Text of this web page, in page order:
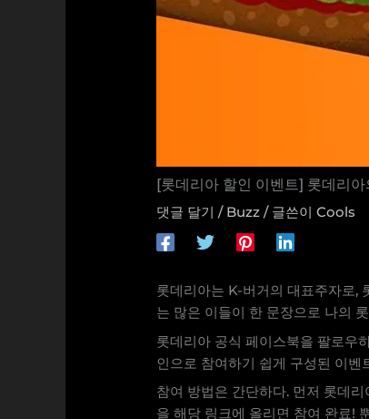
[롯데리아 할인 이벤트] 롯데리
댓글 달기 / Buzz / 글쓴이Cools
롯데리아는 K-버거의 대표주자로,
는 많은 이들이 한 문장으로 나의
롯데리아 공식 페이스북을 팔로우
인으로 참여하기 쉽게 구성된 이
참여 방법은 간단하다. 먼저 롯데
을 해당 링크에 올리면 참여 완료!